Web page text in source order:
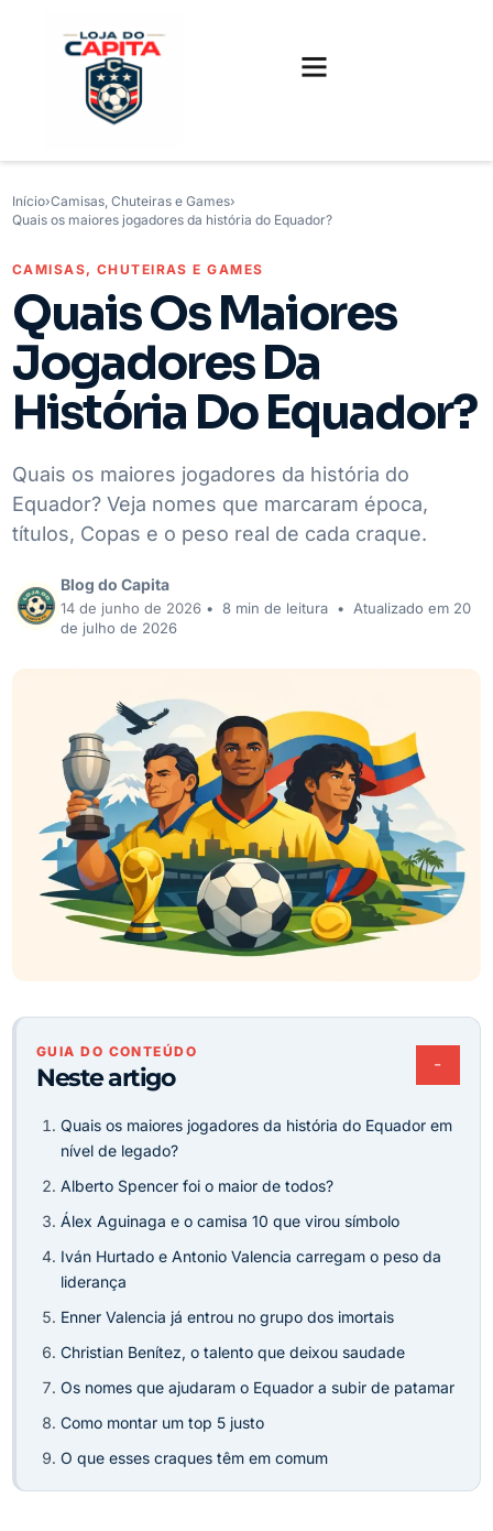
Início›Camisas, Chuteiras e Games›
Quais os maiores jogadores da história do Equador?
CAMISAS, CHUTEIRAS E GAMES
Quais Os Maiores
Jogadores Da
História Do Equador?
Quais os maiores jogadores da história do
Equador? Veja nomes que marcaram época,
títulos, Copas e o peso real de cada craque.
Blog do Capita
14 de junho de 2026 • 8 min de leitura •
Atualizado em 20
de julho de 2026
GUIA DO CONTEÚDO
Neste artigo −
Quais os maiores jogadores da história do Equador em
nível de legado?
Alberto Spencer foi o maior de todos?
Álex Aguinaga e o camisa 10 que virou símbolo
Iván Hurtado e Antonio Valencia carregam o peso da
liderança
Enner Valencia já entrou no grupo dos imortais
Christian Benítez, o talento que deixou saudade
Os nomes que ajudaram o Equador a subir de patamar
Como montar um top 5 justo
O que esses craques têm em comum